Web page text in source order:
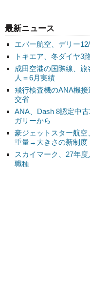
最新ニュース
エバー航空、デリー
トキエア、冬ダイヤ
成田空港の国際線、
人＝6月実績
飛行検査機のANA機
交省
ANA、Dash 8認定中
ガリーから
豪ジェットスター航
重量→大きさの新制度
スカイマーク、27年
職種